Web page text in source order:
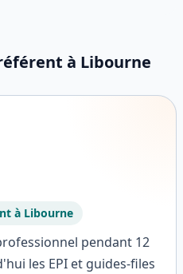
à Libourne
à Libourne
pendant 12
les EPI et guides-files